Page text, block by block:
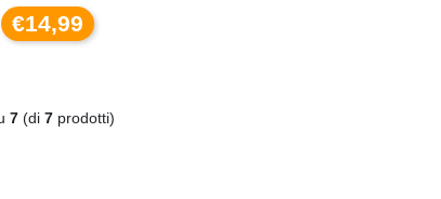
€14,99
7 (di 7 prodotti)